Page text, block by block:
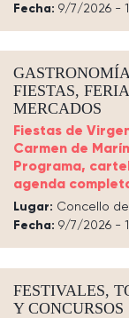
Fecha: 9/7/2026 -
FIESTAS,
MERCADOS
Fiestas de
Carmen de
Programa,
agenda
Lugar: Concello
Fecha: 9/7/2026 -
FESTIVALES,
Y CONCURSOS